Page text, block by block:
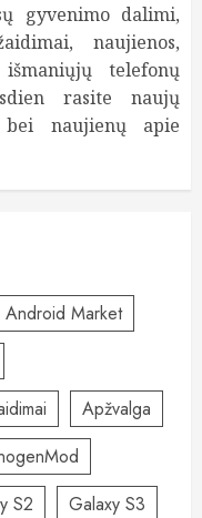
gyvenimo dalimi,
naujienos,
telefonų
rasite naujų
naujienų apie
Android Market
Apžvalga
S2
Galaxy S3